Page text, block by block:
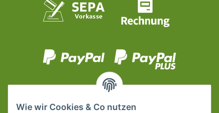
Wie wir Cookies & Co nutzen